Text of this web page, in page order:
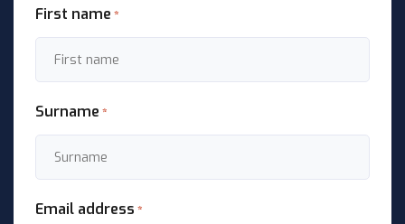
First name *
Surname *
Email address *